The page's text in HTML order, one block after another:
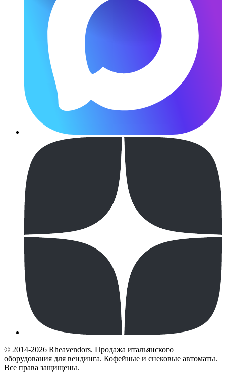
© 2014-2026 Rheavendors. Продажа итальянского
оборудования для вендинга. Кофейные и снековые автоматы.
Все права защищены.